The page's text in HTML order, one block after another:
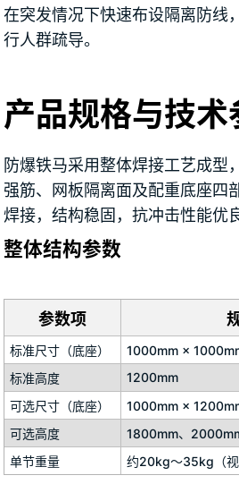
在突发情况下快速布设隔离防线
行人群疏导。
产品规格与技术
防爆铁马采用整体焊接工艺成型
强筋、网板隔离面及配重底座四
焊接，结构稳固，抗冲击性能优良
整体结构参数
参数项
标准尺寸（底座）
1000mm ×
标准高度
1200mm
可选尺寸（底座）
1000mm ×
可选高度
1800mm、
单节重量
约20kg～35kg（视